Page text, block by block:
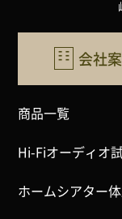
会社
商品一覧
Hi-Fiオーディオ
ホームシアター